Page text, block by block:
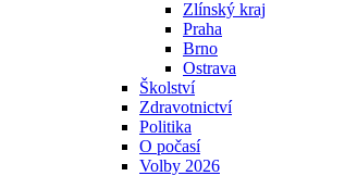
Zlínský kraj
Praha
Brno
Ostrava
Školství
Zdravotnictví
Politika
O počasí
Volby 2026